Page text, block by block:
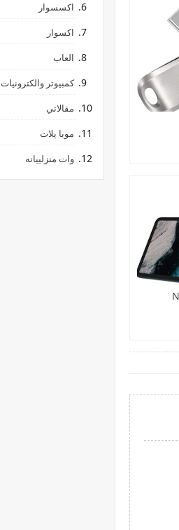
اكسسوار
اكسوار
العاب
كمبيوتر والكترونيات
مقالاتي
موبا يلات
وات منزلييانه